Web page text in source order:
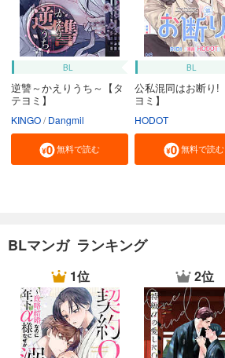
BL
逆讐～かえりうち～【タ
テヨミ】
KINGO Dangmil
無料で読む
BL
公私混同はお断り!
ヨミ】
HODOT
無料で読む
BLマンガ ランキング
1位 2位